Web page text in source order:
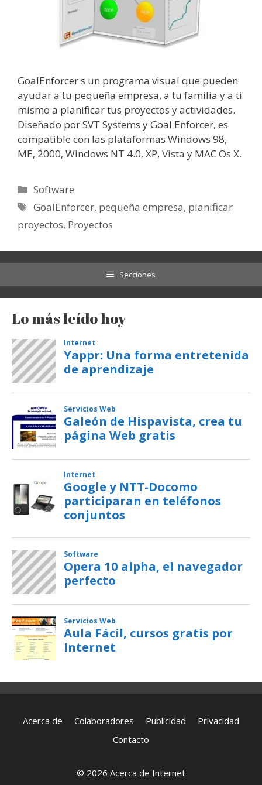
GoalEnforcer s un programa visual que pueden
ayudar a tu pequeña empresa, a tu familia y a ti
mismo a planificar tus proyectos y actividades.
Diseñado por SVT Systems y Goal Enforcer, es
compatible con las plataformas Windows 98,
ME, 2000, Windows NT 4.0, XP, Vista y MAC Os X.
Categorías
Software
Etiquetas
GoalEnforcer, pequeña empresa, planificar
proyectos, Proyectos
Secciones
Lo más leído hoy
Acerca de Colaboradores Publicidad
Privacidad
Contacto
© 2026 Acerca de Internet